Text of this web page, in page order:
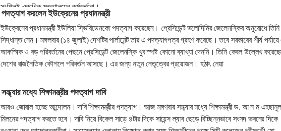
সংশ্লিষ্ট একাধিক মন্ত্রণালয়ের কর্মকর্তারা।
পদত্যাগ করলেন ইউক্রেনের প্রধানমন্ত্রী
ইউক্রেনের প্রধানমন্ত্রী ইউলিয়া স্ভিরিডেনকো পদত্যাগ করেছেন। প্রেসিডেন্ট ভলোদিমির জেলেনস্কির অনুরোধে
সিদ্ধান্ত নেন। মঙ্গলবার (১৪ জুলাই) দেশটির পার্লামেন্ট তার এ পদত্যাগপত্র গ্রহণ করেছে। তবে সরকারের শীর্ষ
আকস্মিক ও বড় পরিবর্তনের পেছনে প্রেসিডেন্ট জেলেনস্কি খুব স্পষ্ট কোনো ব্যাখ্যা দেননি। তিনি কেবল উল্লেখ
দেশের রাজনৈতিক কৌশলে পরিবর্তন আসছে। এর জন্য নতুন নেতৃত্বের প্রয়োজন। হঠাৎ নেয়া
সন্ধ্যার মধ্যে শিক্ষামন্ত্রীর পদত্যাগ দাবি
আরও জোরাল হচ্ছে আন্দোলন। দাবি শিক্ষামন্ত্রীর পদত্যাগ। আজ মঙ্গণবার সন্ধ্যার মধ্যে শিক্ষামন্ত্রী ড. আ ন ম
মিলনের পদত্যাগ করতে হবে। দাবি নিয়ে বিকেল সাড়ে ৪টার দিকে সায়েন্স ল্যাব ছেড়ে বিচ্ছিন্নভাবে সংসদ ভবনের দিকে